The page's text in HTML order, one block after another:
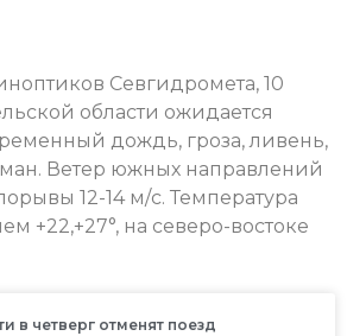
Севгидромета, 10
области ожидается
дождь, гроза, ливень,
Ветер южных направлений
12-14 м/с. Температура
+22,+27°, на северо-востоке
в четверг отменят поезд